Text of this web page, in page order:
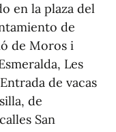
en la plaza del
de
de Moros i
Les
de vacas
de
San